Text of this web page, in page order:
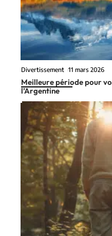
Divertissement 11 mars 2026
Meilleure période pour
l’Argentine